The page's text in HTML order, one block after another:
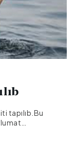
tapılıb.Bu
Sabunçu rayonu,